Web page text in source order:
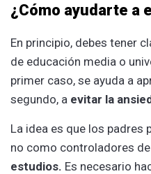
¿Cómo ayudarte a
En principio, debes tener
de educación media o
primer caso, se ayuda a
segundo, a evitar la
La idea es que los padres
no como controladores
estudios. Es necesario